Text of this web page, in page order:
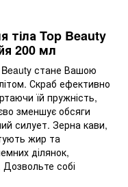
тіла Top Beauty
200 мл
Beauty стане Вашою
Скраб ефективно
їй пружність,
зменшує обсяги
силует. Зерна кави,
жир та
ділянок,
собі